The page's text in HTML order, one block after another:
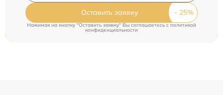
Оставить заявку
Нажимая на кнопку "Оставить заявку" Вы соглашаетесь cполитикой
конфиденциальности